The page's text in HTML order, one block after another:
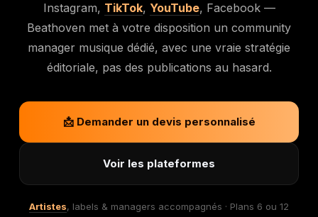
Instagram, TikTok, YouTube, Facebook —
Beathoven met à votre disposition un community
manager musique dédié, avec une vraie stratégie
éditoriale, pas des publications au hasard.
📩 Demander un devis personnalisé
Voir les plateformes
Artistes, labels & managers accompagnés · Plans 6 ou 12